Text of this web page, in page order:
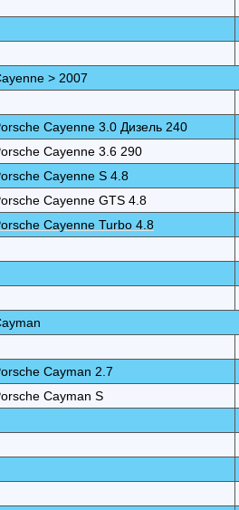
> 2007
Cayenne 3.0 Дизель 240
Cayenne 3.6 290
Cayenne S 4.8
Cayenne GTS 4.8
Cayenne Turbo 4.8
Cayman 2.7
Cayman S